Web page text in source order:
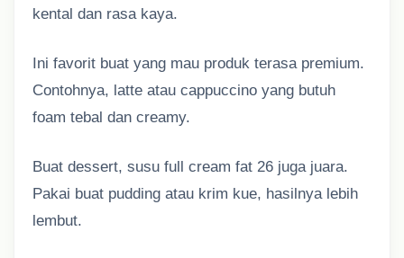
kental dan rasa kaya.
Ini favorit buat yang mau produk terasa premium.
Contohnya, latte atau cappuccino yang butuh
foam tebal dan creamy.
Buat dessert, susu full cream fat 26 juga juara.
Pakai buat pudding atau krim kue, hasilnya lebih
lembut.